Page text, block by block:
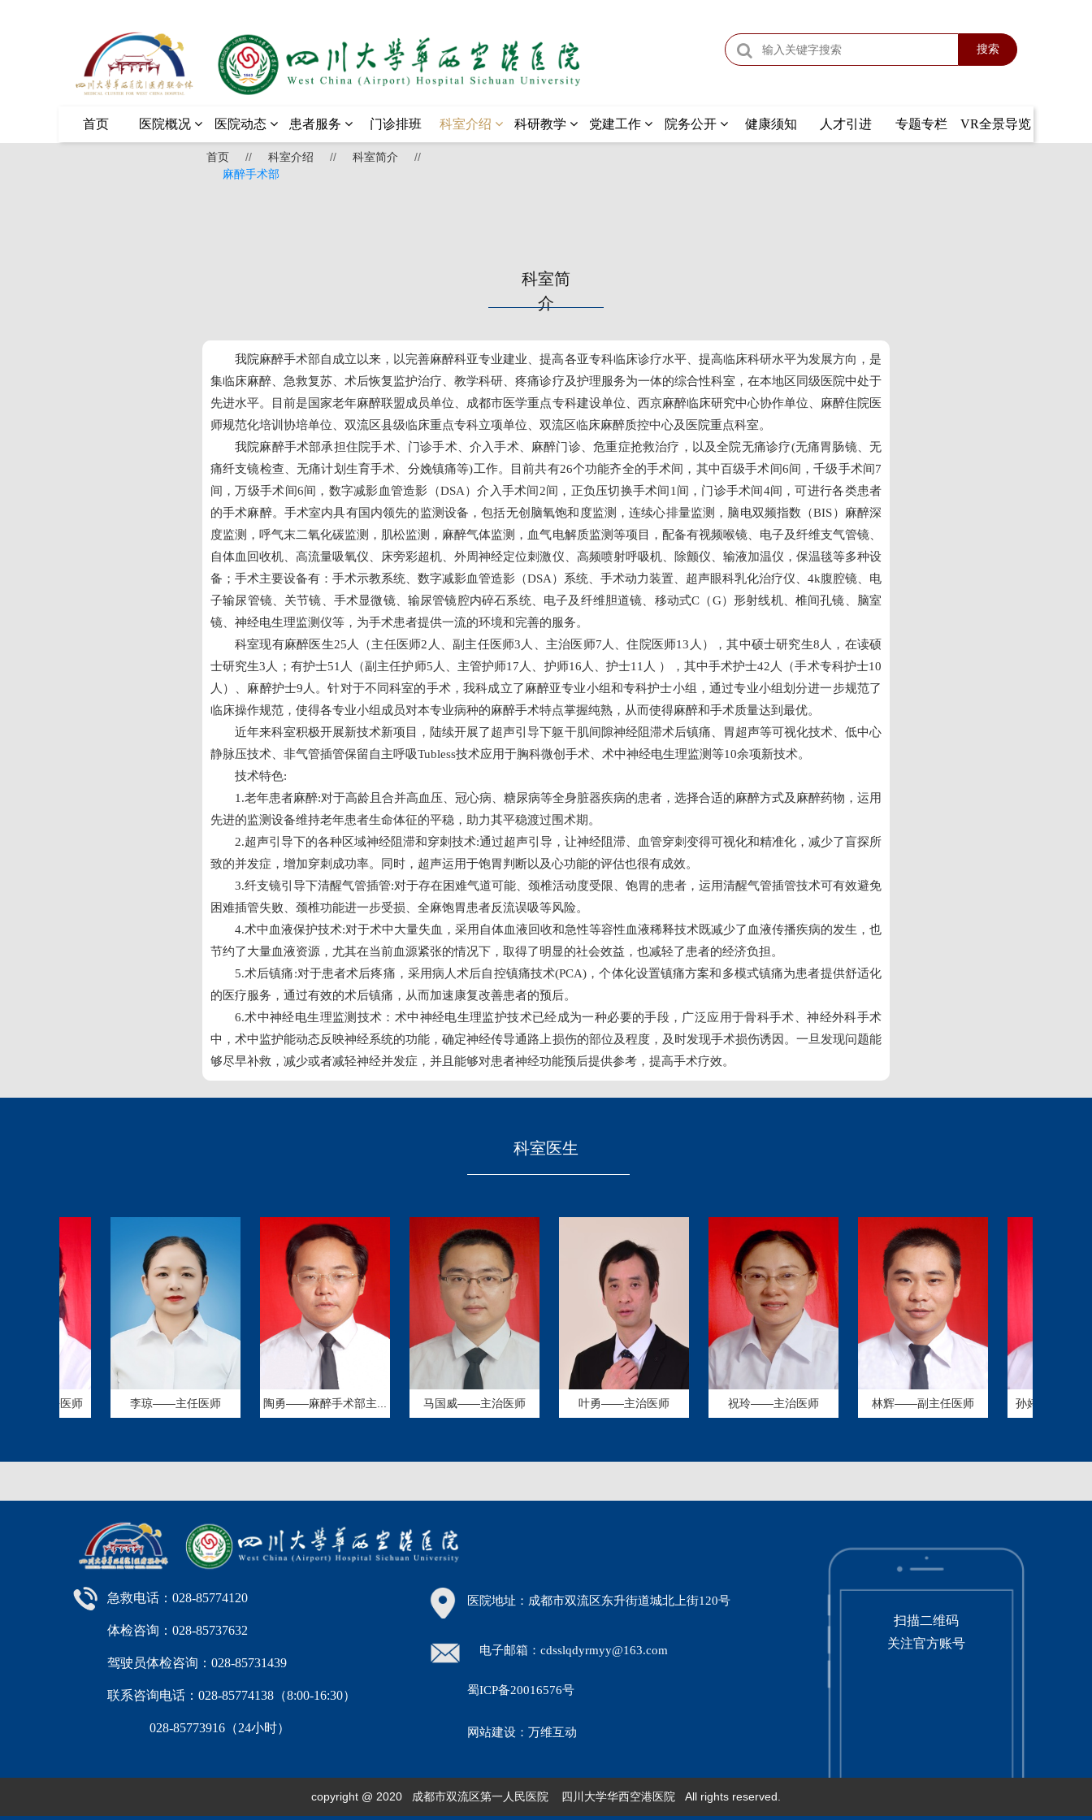
搜索
首页 医院概况 医院动态 患者服务 门诊排班 科室介绍 科研教学 党建工作 院务公开 健康须知 人才引进 专题专栏 VR全景导览
我院麻醉手术部自成立以来，以完善麻醉科亚专业建业、提高各亚专科临床诊疗水平、提高临床科研水平为发展方向，是
集临床麻醉、急救复苏、术后恢复监护治疗、教学科研、疼痛诊疗及护理服务为一体的综合性科室，在本地区同级医院中处于
先进水平。目前是国家老年麻醉联盟成员单位、成都市医学重点专科建设单位、西京麻醉临床研究中心协作单位、麻醉住院医
师规范化培训协培单位、双流区县级临床重点专科立项单位、双流区临床麻醉质控中心及医院重点科室。
我院麻醉手术部承担住院手术、门诊手术、介入手术、麻醉门诊、危重症抢救治疗，以及全院无痛诊疗(无痛胃肠镜、无
痛纤支镜检查、无痛计划生育手术、分娩镇痛等)工作。目前共有26个功能齐全的手术间，其中百级手术间6间，千级手术间7
间，万级手术间6间，数字减影血管造影（DSA）介入手术间2间，正负压切换手术间1间，门诊手术间4间，可进行各类患者
的手术麻醉。手术室内具有国内领先的监测设备，包括无创脑氧饱和度监测，连续心排量监测，脑电双频指数（BIS）麻醉深
度监测，呼气末二氧化碳监测，肌松监测，麻醉气体监测，血气电解质监测等项目，配备有视频喉镜、电子及纤维支气管镜、
自体血回收机、高流量吸氧仪、床旁彩超机、外周神经定位刺激仪、高频喷射呼吸机、除颤仪、输液加温仪，保温毯等多种设
备；手术主要设备有：手术示教系统、数字减影血管造影（DSA）系统、手术动力装置、超声眼科乳化治疗仪、4k腹腔镜、电
子输尿管镜、关节镜、手术显微镜、输尿管镜腔内碎石系统、电子及纤维胆道镜、移动式C（G）形射线机、椎间孔镜、脑室
镜、神经电生理监测仪等，为手术患者提供一流的环境和完善的服务。
科室现有麻醉医生25人（主任医师2人、副主任医师3人、主治医师7人、住院医师13人），其中硕士研究生8人，在读硕
士研究生3人；有护士51人（副主任护师5人、主管护师17人、护师16人、护士11人 ），其中手术护士42人（手术专科护士10
人）、麻醉护士9人。针对于不同科室的手术，我科成立了麻醉亚专业小组和专科护士小组，通过专业小组划分进一步规范了
临床操作规范，使得各专业小组成员对本专业病种的麻醉手术特点掌握纯熟，从而使得麻醉和手术质量达到最优。
近年来科室积极开展新技术新项目，陆续开展了超声引导下躯干肌间隙神经阻滞术后镇痛、胃超声等可视化技术、低中心
静脉压技术、非气管插管保留自主呼吸Tubless技术应用于胸科微创手术、术中神经电生理监测等10余项新技术。
技术特色:
1.老年患者麻醉:对于高龄且合并高血压、冠心病、糖尿病等全身脏器疾病的患者，选择合适的麻醉方式及麻醉药物，运用
先进的监测设备维持老年患者生命体征的平稳，助力其平稳渡过围术期。
2.超声引导下的各种区域神经阻滞和穿刺技术:通过超声引导，让神经阻滞、血管穿刺变得可视化和精准化，减少了盲探所
致的并发症，增加穿刺成功率。同时，超声运用于饱胃判断以及心功能的评估也很有成效。
3.纤支镜引导下清醒气管插管:对于存在困难气道可能、颈椎活动度受限、饱胃的患者，运用清醒气管插管技术可有效避免
困难插管失败、颈椎功能进一步受损、全麻饱胃患者反流误吸等风险。
4.术中血液保护技术:对于术中大量失血，采用自体血液回收和急性等容性血液稀释技术既减少了血液传播疾病的发生，也
节约了大量血液资源，尤其在当前血源紧张的情况下，取得了明显的社会效益，也减轻了患者的经济负担。
5.术后镇痛:对于患者术后疼痛，采用病人术后自控镇痛技术(PCA)，个体化设置镇痛方案和多模式镇痛为患者提供舒适化
的医疗服务，通过有效的术后镇痛，从而加速康复改善患者的预后。
6.术中神经电生理监测技术：术中神经电生理监护技术已经成为一种必要的手段，广泛应用于骨科手术、神经外科手术
中，术中监护能动态反映神经系统的功能，确定神经传导通路上损伤的部位及程度，及时发现手术损伤诱因。一旦发现问题能
够尽早补救，减少或者减轻神经并发症，并且能够对患者神经功能预后提供参考，提高手术疗效。
科室简
介
首页 // 科室介绍 // 科室简介
//
麻醉手术部
李琼——主任医师 陶勇——麻醉手术部主... 马国威——主治医师 叶勇——主治医师 祝玲——主治医师 林辉——副主任医师 孙婷婷——副主任
科室医生
医院地址：成都市双流区东升街道城北上街120号
电子邮箱：cdsslqdyrmyy@163.com
蜀ICP备20016576号
网站建设：万维互动
扫描二维码
关注官方账号
急救电话：028-85774120
体检咨询：028-85737632
驾驶员体检咨询：028-85731439
联系咨询电话：028-85774138（8:00-16:30）
028-85773916（24小时）
copyright @ 2020 成都市双流区第一人民医院 四川大学华西空港医院 All rights reserved.